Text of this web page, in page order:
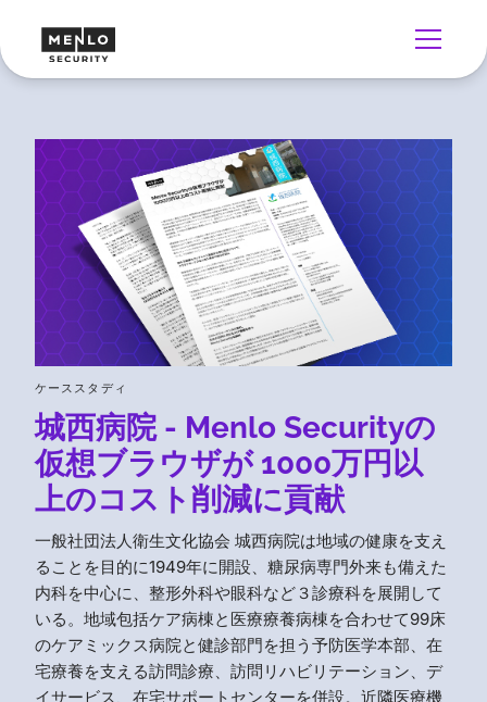
ケーススタディ
城西病院 - Menlo Securityの
仮想ブラウザが 1000万円以
上のコスト削減に貢献
一般社団法人衛生文化協会 城西病院は地域の健康を支え
ることを目的に1949年に開設、糖尿病専門外来も備えた
内科を中心に、整形外科や眼科など３診療科を展開して
いる。地域包括ケア病棟と医療療養病棟を合わせて99床
のケアミックス病院と健診部門を担う予防医学本部、在
宅療養を支える訪問診療、訪問リハビリテーション、デ
イサービス、在宅サポートセンターを併設。近隣医療機